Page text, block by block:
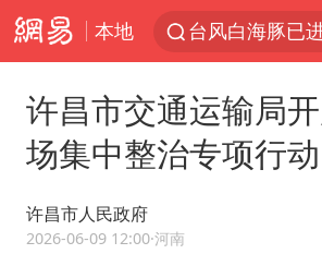
本地
国乒男单横滨
许昌市交通运输局
场集中整治专项行动
许昌市人民政府
2026-06-09 12:00·河南